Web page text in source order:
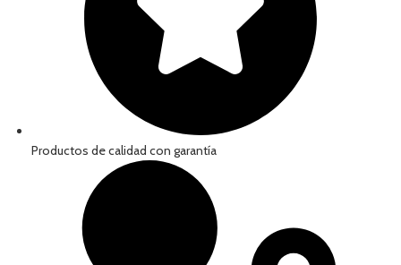
Productos de calidad con garantía